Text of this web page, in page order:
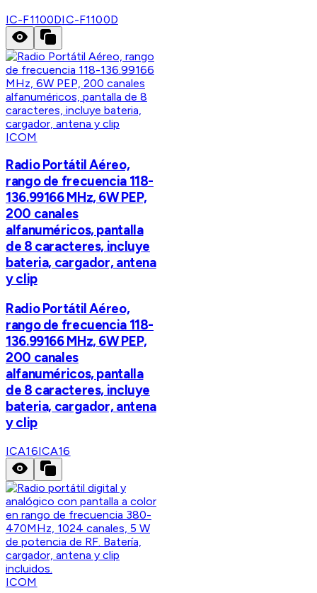
IC-F1100DIC-F1100D
ICOM
Radio Portátil Aéreo,
rango de frecuencia 118-
136.99166 MHz, 6W PEP,
200 canales
alfanuméricos, pantalla
de 8 caracteres, incluye
bateria, cargador, antena
y clip
Radio Portátil Aéreo,
rango de frecuencia 118-
136.99166 MHz, 6W PEP,
200 canales
alfanuméricos, pantalla
de 8 caracteres, incluye
bateria, cargador, antena
y clip
ICA16ICA16
ICOM